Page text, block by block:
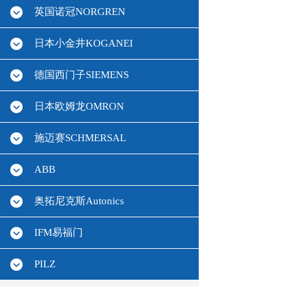
英国诺冠NORGREN
日本小金井KOGANEI
德国西门子SIEMENS
日本欧姆龙OMRON
施迈赛SCHMERSAL
ABB
奥拓尼克斯Autonics
IFM易福门
PILZ